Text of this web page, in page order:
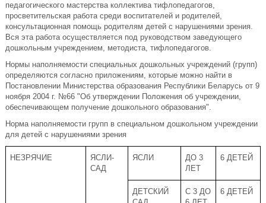
педагогического мастерства коллектива тифлопедагогов,
просветительская работа среди воспитателей и родителей,
консультационная помощь родителям детей с нарушениями зрения.
Вся эта работа осуществляется под руководством заведующего
дошкольным учреждением, методиста, тифлопедагогов.
Нормы наполняемости специальных дошкольных учреждений (групп)
определяются согласно приложениям, которые можно найти в
Постановлении Министерства образования Республики Беларусь от 9
ноября 2004 г. №66 "Об утверждении Положения об учреждении,
обеспечивающем получение дошкольного образования".
Норма наполняемости групп в специальном дошкольном учреждении
для детей с нарушениями зрения
НЕЗРЯЧИЕ
ЯСЛИ-
САД
ЯСЛИ
ДО 3
ЛЕТ
6 ДЕТЕЙ
ДЕТСКИЙ
С 3 ДО
6 ДЕТЕЙ